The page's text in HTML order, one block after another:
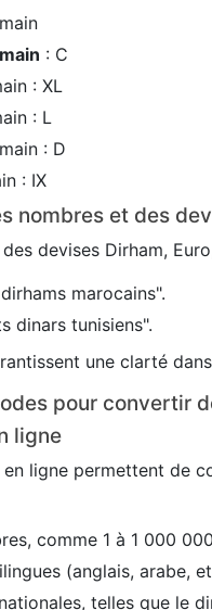
: C
: XL
: L
: D
: IX
nombres et des
devises Dirham,
marocains".
dinars tunisiens".
une clarté
pour convertir
ligne
ligne permettent de
comme 1 à 1 000
(anglais, arabe,
telles que le